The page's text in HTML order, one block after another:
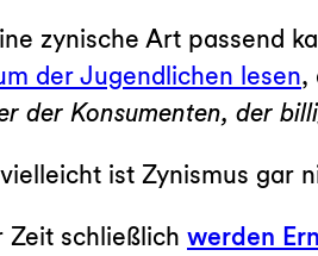
zynische Art passend
der Jugendlichen lesen,
der Konsumenten, der
ist Zynismus gar
Zeit schließlich werden